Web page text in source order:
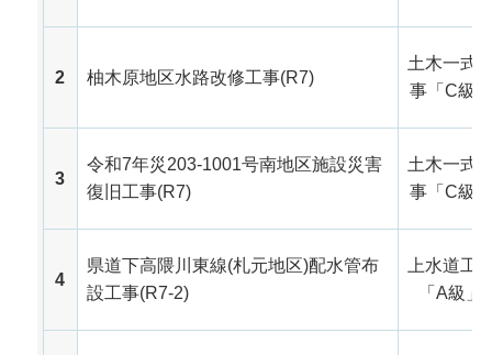
2 柚木原地区水路改修工事(R7)
土木一式
事「C級」
3
令和7年災203-1001号南地区施設災害
復旧工事(R7)
土木一式
事「C級」
4
県道下高隈川東線(札元地区)配水管布
設工事(R7-2)
上水道工
「A級」